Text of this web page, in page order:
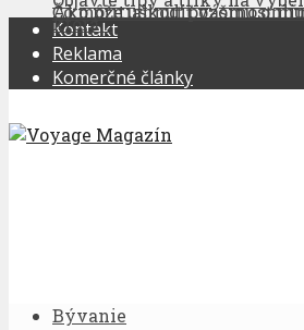
Kontakt
Reklama
Komerčné články
Bývanie
Čo môže uškodiť vášmu
ktorá...
Ako pritiahnuť pozornosť